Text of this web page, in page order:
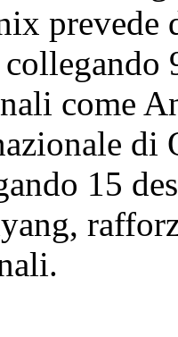
prevede
come
di
15